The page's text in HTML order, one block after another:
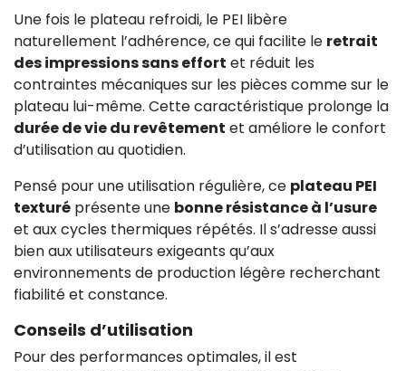
Une fois le plateau refroidi, le PEI libère
naturellement l’adhérence, ce qui facilite le retrait
des impressions sans effort et réduit les
contraintes mécaniques sur les pièces comme sur le
plateau lui-même. Cette caractéristique prolonge la
durée de vie du revêtement et améliore le confort
d’utilisation au quotidien.
Pensé pour une utilisation régulière, ce plateau PEI
texturé présente une bonne résistance à l’usure
et aux cycles thermiques répétés. Il s’adresse aussi
bien aux utilisateurs exigeants qu’aux
environnements de production légère recherchant
fiabilité et constance.
Conseils d’utilisation
Pour des performances optimales, il est